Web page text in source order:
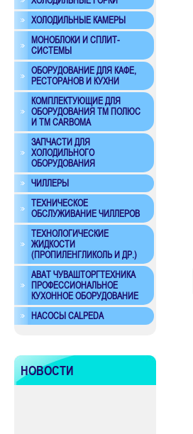
ХОЛОДИЛЬНЫЕ КАМЕРЫ
МОНОБЛОКИ И СПЛИТ-
СИСТЕМЫ
ОБОРУДОВАНИЕ ДЛЯ КАФЕ,
РЕСТОРАНОВ И КУХНИ
КОМПЛЕКТУЮЩИЕ ДЛЯ
ОБОРУДОВАНИЯ ТМ ПОЛЮС
И ТМ CARBOMA
ЗАПЧАСТИ ДЛЯ
ХОЛОДИЛЬНОГО
ОБОРУДОВАНИЯ
ЧИЛЛЕРЫ
ТЕХНИЧЕСКОЕ
ОБСЛУЖИВАНИЕ ЧИЛЛЕРОВ
ТЕХНОЛОГИЧЕСКИЕ
ЖИДКОСТИ
(ПРОПИЛЕНГЛИКОЛЬ И ДР.)
ABAT ЧУВАШТОРГТЕХНИКА
ПРОФЕССИОНАЛЬНОЕ
КУХОННОЕ ОБОРУДОВАНИЕ
НАСОСЫ CALPEDA
НОВОСТИ